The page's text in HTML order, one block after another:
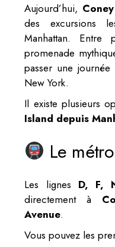
Aujourd’hui,
des excursions
Manhattan. Entre
promenade
passer une
New York.
Il existe plusieurs
Island depuis
Le métro
Les lignes D, F,
directement à
Avenue.
Vous pouvez les